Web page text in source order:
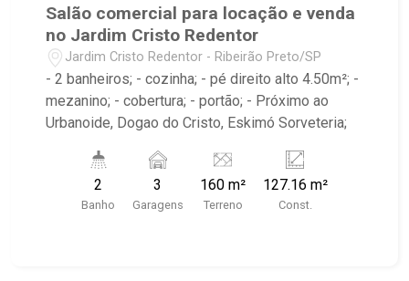
Salão comercial para locação e venda
no Jardim Cristo Redentor
Jardim Cristo Redentor - Ribeirão Preto/SP
- 2 banheiros; - cozinha; - pé direito alto 4.50m²; -
mezanino; - cobertura; - portão; - Próximo ao
Urbanoide, Dogao do Cristo, Eskimó Sorveteria;
2
Banho
3
Garagens
160 m²
Terreno
127.16 m²
Const.